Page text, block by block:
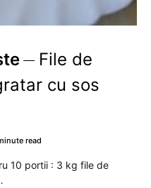
File de
cu sos
read
10 portii : 3 kg file de